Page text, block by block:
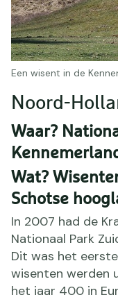
Noord-
Waar?
Wat?
Schotse
In 2007 had de
Nationaal Park
Dit was het
wisenten werden
het jaar 400 in
Een wisent in de